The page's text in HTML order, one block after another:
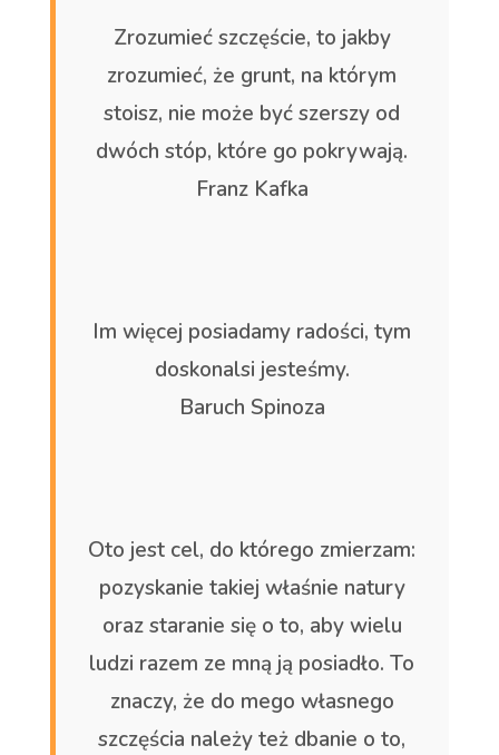
Zrozumieć szczęście, to jakby
zrozumieć, że grunt, na którym
stoisz, nie może być szerszy od
dwóch stóp, które go pokrywają.
Franz Kafka
Im więcej posiadamy radości, tym
doskonalsi jesteśmy.
Baruch Spinoza
Oto jest cel, do którego zmierzam:
pozyskanie takiej właśnie natury
oraz staranie się o to, aby wielu
ludzi razem ze mną ją posiadło. To
znaczy, że do mego własnego
szczęścia należy też dbanie o to,